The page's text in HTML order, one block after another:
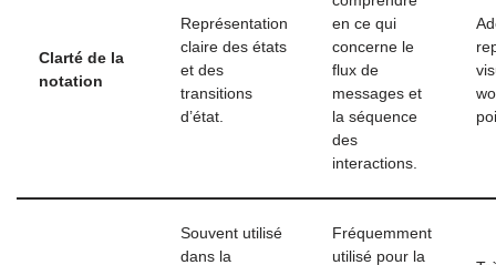
Clarté de la
notation
Représentation
claire des états
et des
transitions
d’état.
en ce qui
concerne le
flux de
messages et
la séquence
des
interactions.
Souvent utilisé
dans la
Fréquemment
utilisé pour la